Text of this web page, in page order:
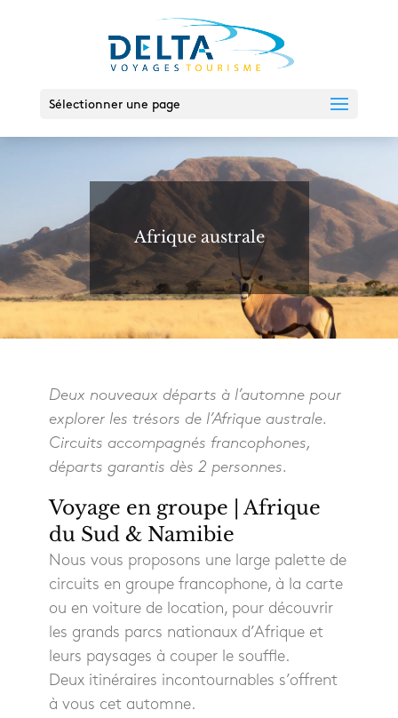
Sélectionner une page
Afrique australe
Deux nouveaux départs à l’automne pour
explorer les trésors de l’Afrique australe.
Circuits accompagnés francophones,
départs garantis dès 2 personnes.
Voyage en groupe | Afrique
du Sud & Namibie
Nous vous proposons une large palette de
circuits en groupe francophone, à la carte
ou en voiture de location, pour découvrir
les grands parcs nationaux d’Afrique et
leurs paysages à couper le souffle.
Deux itinéraires incontournables s’offrent
à vous cet automne.